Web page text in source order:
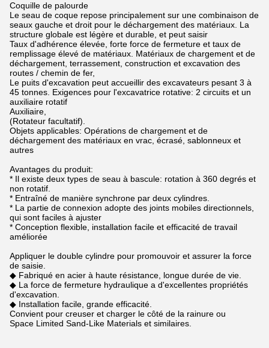
Coquille de palourde
Le seau de coque repose principalement sur une combinaison de
seaux gauche et droit pour le déchargement des matériaux. La
structure globale est légère et durable, et peut saisir
Taux d'adhérence élevée, forte force de fermeture et taux de
remplissage élevé de matériaux. Matériaux de chargement et de
déchargement, terrassement, construction et excavation des
routes / chemin de fer,
Le puits d'excavation peut accueillir des excavateurs pesant 3 à
45 tonnes. Exigences pour l'excavatrice rotative: 2 circuits et un
auxiliaire rotatif
Auxiliaire,
(Rotateur facultatif).
Objets applicables: Opérations de chargement et de
déchargement des matériaux en vrac, écrasé, sablonneux et
autres
Avantages du produit:
* Il existe deux types de seau à bascule: rotation à 360 degrés et
non rotatif.
* Entraîné de manière synchrone par deux cylindres.
* La partie de connexion adopte des joints mobiles directionnels,
qui sont faciles à ajuster
* Conception flexible, installation facile et efficacité de travail
améliorée
Appliquer le double cylindre pour promouvoir et assurer la force
de saisie.
◆ Fabriqué en acier à haute résistance, longue durée de vie.
◆ La force de fermeture hydraulique a d'excellentes propriétés
d'excavation.
◆ Installation facile, grande efficacité.
Convient pour creuser et charger le côté de la rainure ou
Space Limited Sand-Like Materials et similaires.